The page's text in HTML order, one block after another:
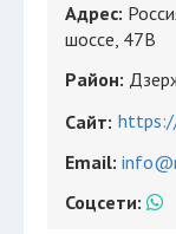
Адрес:
шоссе, 47В
Район:
Сайт:
Email:
Соцсети: